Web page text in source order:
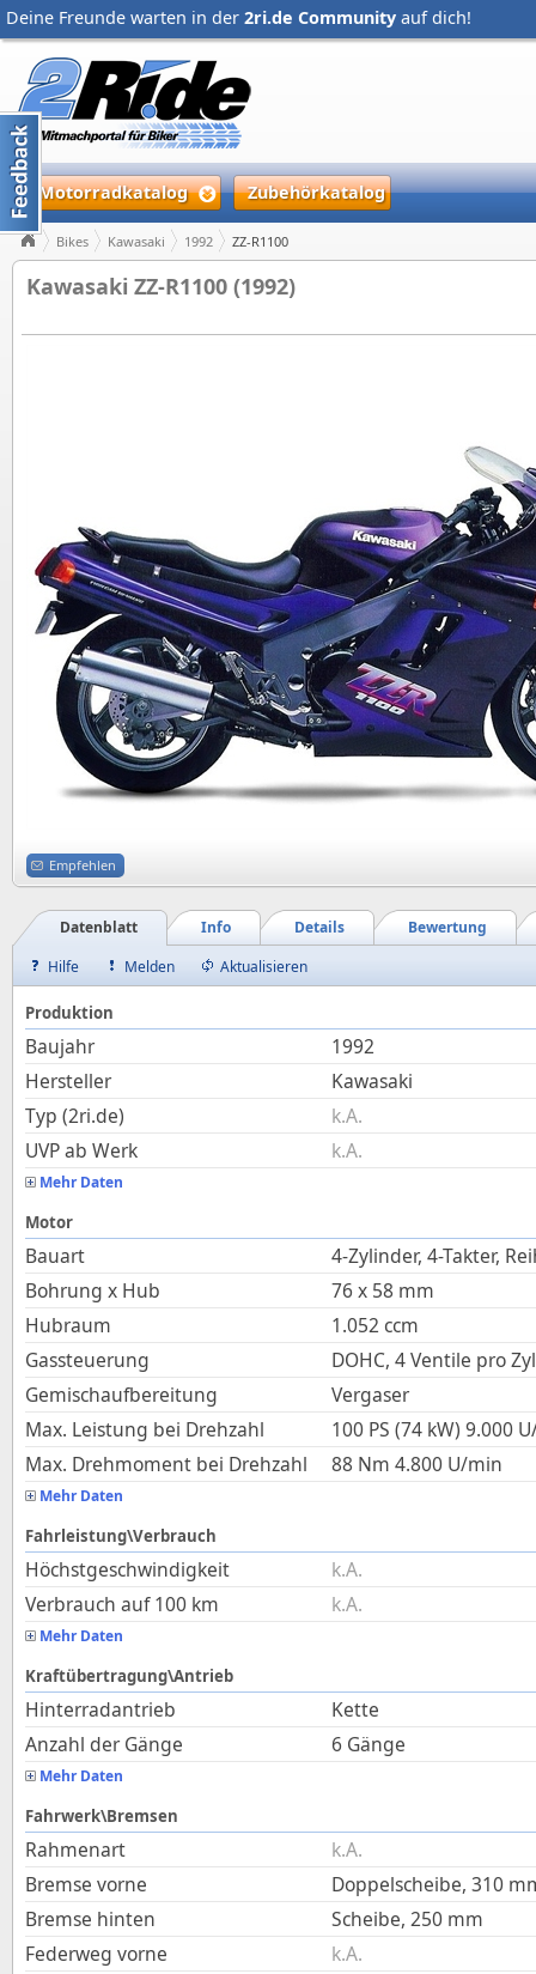
Deine Freunde warten in der 2ri.de Community auf dich!
Motorradkatalog Zubehörkatalog
Bikes Kawasaki 1992 ZZ-R1100
Kawasaki ZZ-R1100 (1992)
Empfehlen
Bewertung
Details
Info
Datenblatt
Hilfe
Melden Aktualisieren
Produktion
Baujahr
1992
Hersteller
Kawasaki
Typ (2ri.de)
k.A.
UVP ab Werk
k.A.
Mehr Daten
Motor
Bauart
4-Zylinder, 4-Takter,
Bohrung x Hub
76x 58 mm
Hubraum
1.052 ccm
Gassteuerung
DOHC, 4 Ventile pro
Gemischaufbereitung
Vergaser
Max. Leistung bei Drehzahl
100 PS (74 kW) 9.000
Max. Drehmoment bei Drehzahl
88 Nm 4.800 U/min
Mehr Daten
Fahrleistung\Verbrauch
Höchstgeschwindigkeit
k.A.
Verbrauch auf 100 km
k.A.
Mehr Daten
Kraftübertragung\Antrieb
Hinterradantrieb
Kette
Anzahl der Gänge
6 Gänge
Mehr Daten
Fahrwerk\Bremsen
Rahmenart
k.A.
Bremse vorne
Doppelscheibe, 310
Bremse hinten
Scheibe, 250 mm
Federweg vorne
k.A.